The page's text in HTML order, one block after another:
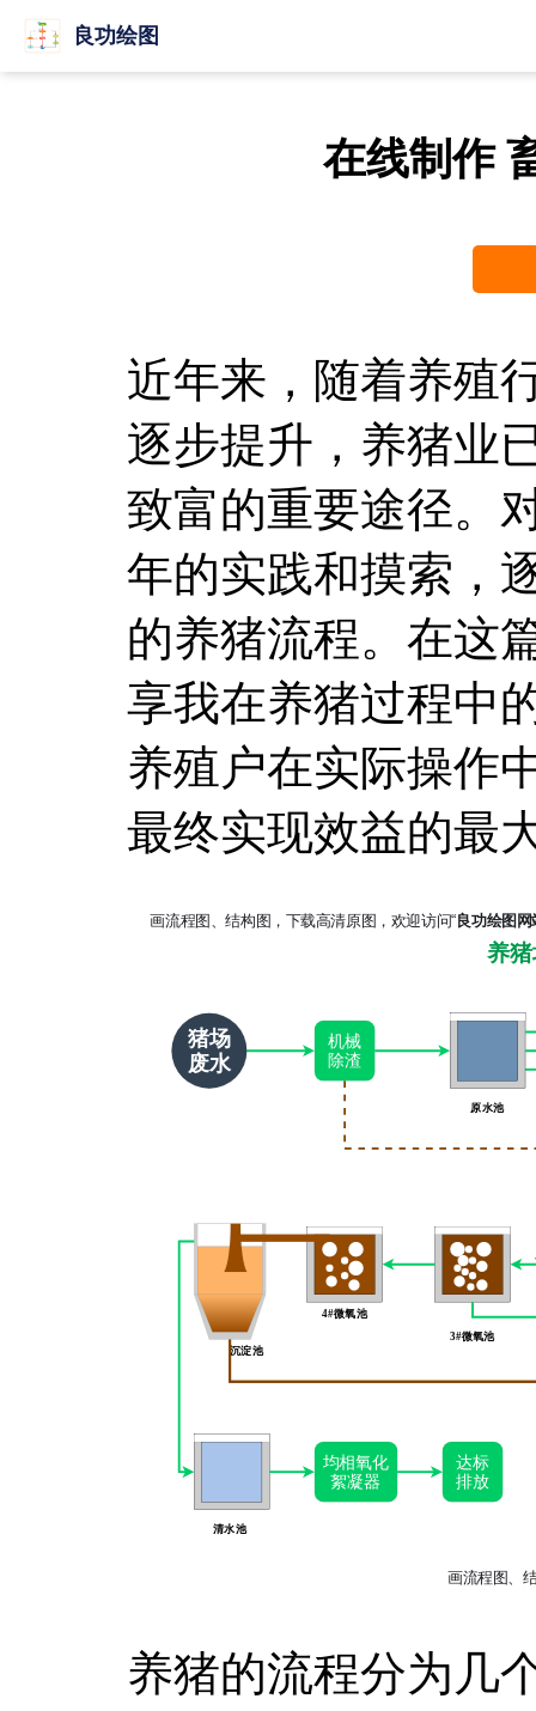
良功绘图
在线制作
近年来，随着养殖
逐步提升，养猪业
致富的重要途径。
年的实践和摸索，
的养猪流程。在这
享我在养猪过程中
养殖户在实际操作
最终实现效益的最
养猪的流程分为几